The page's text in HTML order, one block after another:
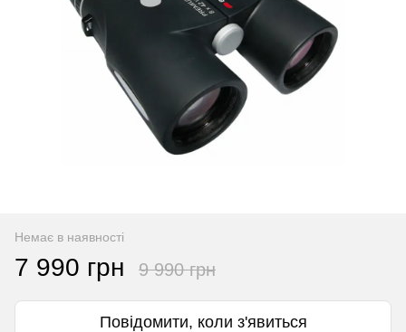
Немає в наявності
7 990 грн 9 990 грн
Повідомити, коли з'явиться